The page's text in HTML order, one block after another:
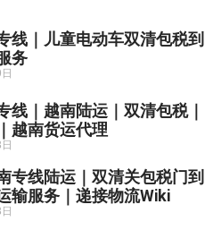
线｜儿童电动车双清包税到
务
线｜越南陆运｜双清包税｜
越南货运代理
专线陆运｜双清关包税门到
输服务｜递接物流Wiki